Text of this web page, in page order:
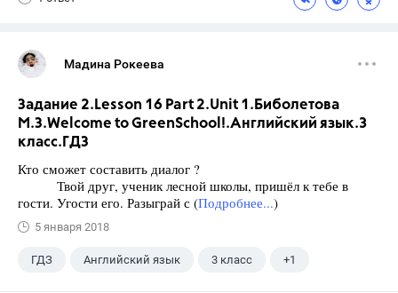
Мадина Рокеева
Задание 2.Lesson 16 Part 2.Unit 1.Биболетова
М.З.Welcome to GreenSchool!.Английский язык.3
класс.ГДЗ
Кто сможет составить диалог ?
Твой друг, ученик лесной школы, пришёл к тебе в
гости. Угости его. Разыграй с (Подробнее...)
5 января 2018
ГДЗ Английский язык 3 класс +1